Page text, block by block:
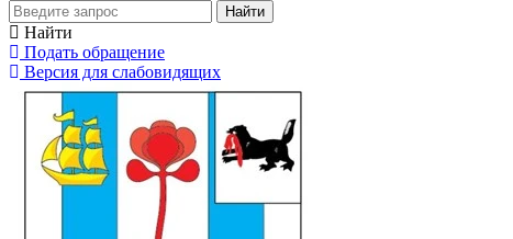
Найти
Найти
Подать обращение
Версия для слабовидящих